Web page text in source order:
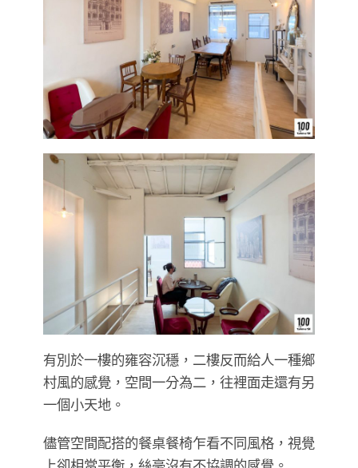
有別於一樓的雍容沉穩，二樓反而給人一種鄉
村風的感覺，空間一分為二，往裡面走還有另
一個小天地。
儘管空間配搭的餐桌餐椅乍看不同風格，視覺